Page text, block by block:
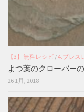
【3】無料レシピ /4.ブレス
よつ葉のクローバー
26 1月, 2018